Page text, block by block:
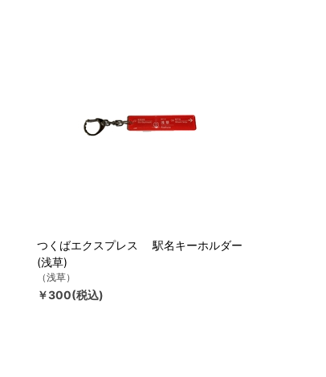
つくばエクスプレス 駅名キーホルダー
(浅草)
（浅草）
￥300(税込)